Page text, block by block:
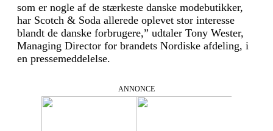
som er nogle af de stærkeste danske modebutikker,
har Scotch & Soda allerede oplevet stor interesse
blandt de danske forbrugere,” udtaler Tony Wester,
Managing Director for brandets Nordiske afdeling, i
en pressemeddelelse.
ANNONCE